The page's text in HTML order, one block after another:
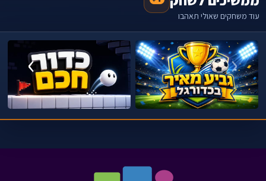
עוד משחקים שאולי תאהבו
‹
›